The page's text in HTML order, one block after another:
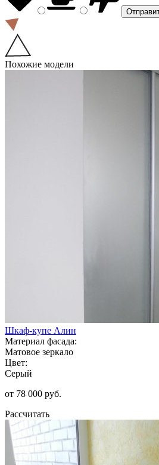
Похожие модели
Шкаф-купе Алин
Материал фасада:
Матовое зеркало
Цвет:
Серый
от 78 000 руб.
Рассчитать